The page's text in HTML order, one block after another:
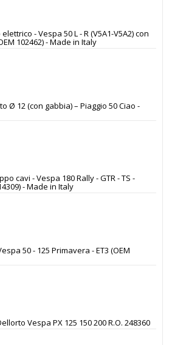
- Vespa 50 L - R (V5A1-V5A2) con
102462) - Made in Italy
Ø 12 (con gabbia) – Piaggio 50 Ciao -
cavi - Vespa 180 Rally - GTR - TS -
- Made in Italy
50 - 125 Primavera - ET3 (OEM
Vespa PX 125 150 200 R.O. 248360